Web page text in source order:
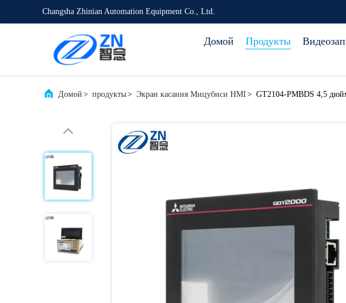
Changsha Zhinian Automation Equipment Co., Ltd.
Домой Продукты
Домой > продукты> Экран касания Мицубиси HMI > GT2104-PMBDS 4,5